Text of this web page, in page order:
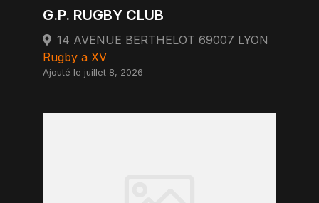
G.P. RUGBY CLUB
14 AVENUE BERTHELOT 69007 LYON
Rugby a XV
Ajouté le juillet 8, 2026